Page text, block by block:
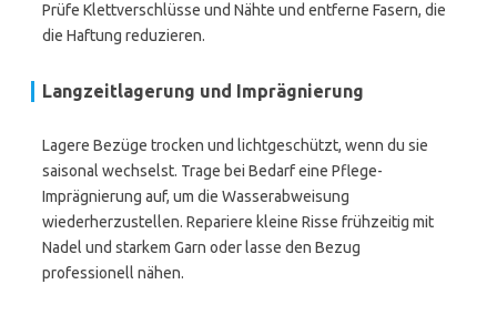
Prüfe Klettverschlüsse und Nähte und entferne Fasern, die
die Haftung reduzieren.
Langzeitlagerung und Imprägnierung
Lagere Bezüge trocken und lichtgeschützt, wenn du sie
saisonal wechselst. Trage bei Bedarf eine Pflege-
Imprägnierung auf, um die Wasserabweisung
wiederherzustellen. Repariere kleine Risse frühzeitig mit
Nadel und starkem Garn oder lasse den Bezug
professionell nähen.